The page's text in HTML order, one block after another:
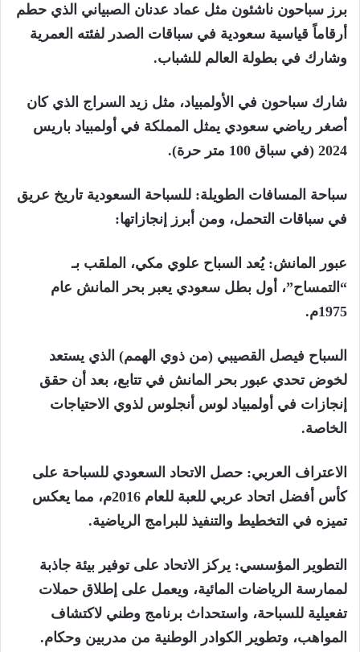
برز سباحون ناشئون مثل عماد عدنان الصبياني الذي حطم
أرقاماً قياسية سعودية في سباقات الصدر لفئته العمرية
وشارك في بطولة العالم للشباب.
شارك سباحون في الأولمبياد، مثل زيد السراج الذي كان
أصغر رياضي سعودي يمثل المملكة في أولمبياد باريس
2024 (في سباق 100 متر حرة).
سباحة المسافات الطويلة: للسباحة السعودية تاريخ عريق
في سباقات التحمل، ومن أبرز إنجازاتها:
عبور المانش: يُعد السباح علوي مكي، الملقب بـ
“التمساح”، أول بطل سعودي يعبر بحر المانش عام
1975م.
السباح فيصل القصيبي (من ذوي الهمم) الذي يستعد
لخوض تحدي عبور بحر المانش في تتابع، بعد أن حقق
إنجازات في أولمبياد لوس أنجلوس لذوي الاحتياجات
الخاصة.
الاعتراف العربي: حصل الاتحاد السعودي للسباحة على
كأس أفضل اتحاد عربي للعبة للعام 2016م، مما يعكس
تميزه في التخطيط والتنفيذ للبرامج الرياضية.
التطوير المؤسسي: يركز الاتحاد على توفير بيئة جاذبة
لممارسة الرياضات المائية، ويعمل على إطلاق حملات
تفعيلية للسباحة، واستحداث برنامج وطني لاكتشاف
المواهب، وتطوير الكوادر الوطنية من مدربين وحكام.